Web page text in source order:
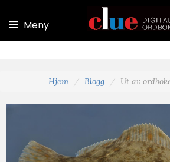
Meny
Hjem Blogg Ut av